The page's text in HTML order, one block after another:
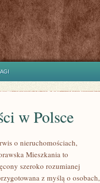
w Polsce
o nieruchomościach,
Mieszkania to
szeroko rozumianej
z myślą o osobach,